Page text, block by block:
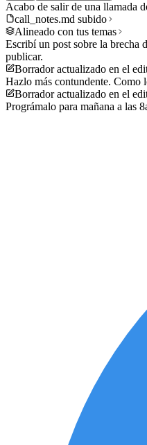
Acabo de salir de una llamada
call_notes.md subido
Alineado con tus temas
Escribí un post sobre la brecha
publicar.
Borrador actualizado en el
Hazlo más contundente. Como
Borrador actualizado en el
Prográmalo para mañana a las